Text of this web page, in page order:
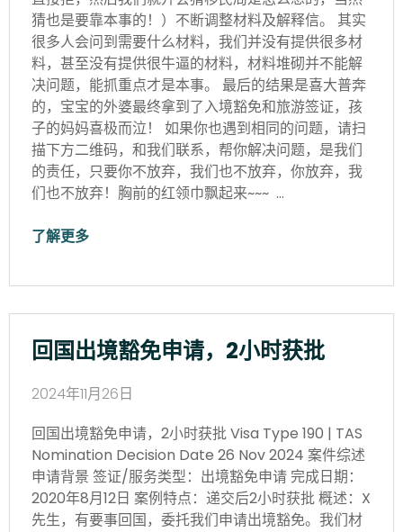
猜也是要靠本事的！）不断调整材料及解释信。 其实
很多人会问到需要什么材料，我们并没有提供很多材
料，甚至没有提供很牛逼的材料，材料堆砌并不能解
决问题，能抓重点才是本事。 最后的结果是喜大普奔
的，宝宝的外婆最终拿到了入境豁免和旅游签证，孩
子的妈妈喜极而泣！ 如果你也遇到相同的问题，请扫
描下方二维码，和我们联系，帮你解决问题，是我们
的责任，只要你不放弃，我们也不放弃，你放弃，我
们也不放弃！胸前的红领巾飘起来~~~ …
了解更多
回国出境豁免申请，2小时获批
2024年11月26日
回国出境豁免申请，2小时获批 Visa Type 190 | TAS
Nomination Decision Date 26 Nov 2024 案件综述
申请背景 签证/服务类型：出境豁免申请 完成日期：
2020年8月12日 案例特点：递交后2小时获批 概述：X
先生，有要事回国，委托我们申请出境豁免。我们材